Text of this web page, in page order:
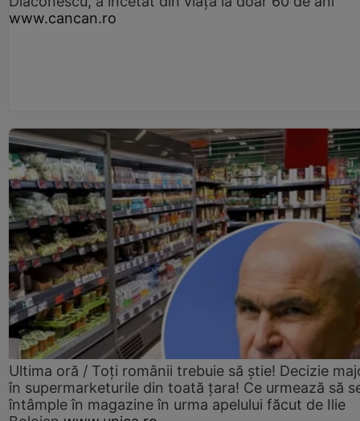
www.cancan.ro
Ultima oră / Toți românii trebuie să știe! Decizie
în supermarketurile din toată țara! Ce urmează să
întâmple în magazine în urma apelului făcut de Ilie